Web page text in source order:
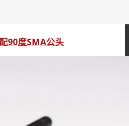
90度SMA公头